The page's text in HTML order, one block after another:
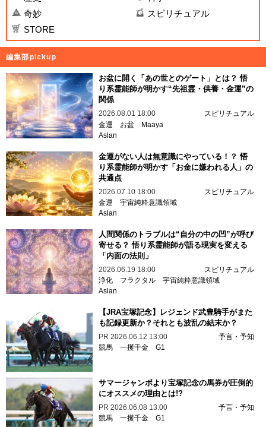
奇妙
スピリチュアル
STORE
編集部pickup
お盆に開く「あの世とのゲート」とは？ 悟
り系霊能師が明かす“先祖霊・供養・金運”の
関係
2026.08.01 18:00
スピリチュアル
金運
お盆
Maaya
Aslan
金運がない人は無意識にやっている！？ 悟
り系霊能師が明かす「お金に嫌われる人」の
共通点
2026.07.10 18:00
スピリチュアル
金運 宇宙純粋意識領域
Aslan
人間関係のトラブルは“自分の中の凹”が呼び
寄せる？ 悟り系霊能師が語る現実を変える
「内面の法則」
2026.06.19 18:00
スピリチュアル
浄化
フラクタル 宇宙純粋意識領域
Aslan
【JRA宝塚記念】レジェンド武豊騎手がまた
も記録更新か？それとも波乱の結末か？
PR 2026.06.12 13:00
予言・予知
競馬 一攫千金 G1
サマージャンボより宝塚記念の馬券が圧倒的
にオススメの理由とは!?
PR 2026.06.08 13:00
予言・予知
競馬 一攫千金 G1